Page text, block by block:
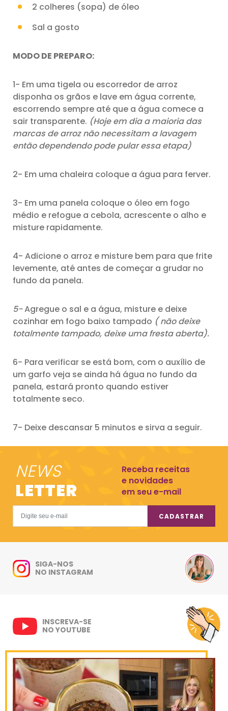
2 colheres (sopa) de óleo
Sal a gosto
MODO DE PREPARO:
1- Em uma tigela ou escorredor de arroz
disponha os grãos e lave em água corrente,
escorrendo sempre até que a água comece a
sair transparente. (Hoje em dia a maioria das
marcas de arroz não necessitam a lavagem
então dependendo pode pular essa etapa)
2- Em uma chaleira coloque a água para ferver.
3- Em uma panela coloque o óleo em fogo
médio e refogue a cebola, acrescente o alho e
misture rapidamente.
4- Adicione o arroz e misture bem para que frite
levemente, até antes de começar a grudar no
fundo da panela.
5-Agregue o sal e a água, misture e deixe
cozinhar em fogo baixo tampado ( não deixe
totalmente tampado, deixe uma fresta aberta).
6- Para verificar se está bom, com o auxílio de
um garfo veja se ainda há água no fundo da
panela, estará pronto quando estiver
totalmente seco.
7- Deixe descansar 5 minutos e sirva a seguir.
NEWS
LETTER
Receba receitas
e novidades
em seu e-mail
CADASTRAR
SIGA-NOS
NO INSTAGRAM
INSCREVA-SE
NO YOUTUBE